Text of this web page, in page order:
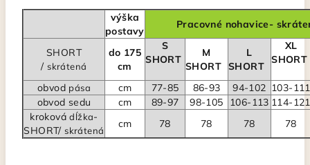
výška
postavy
Pracovné nohavice-
SHORT
/skrátená
do 175
cm
S
SHORT
M
SHORT
L
SHORT
XL
SHORT
obvod pása cm 77-85 86-93 94-102 103-111
obvod sedu
cm 89-97 98-105 106-113 114-121
krokovádĺžka-
SHORT/skrátená
cm 78 78 78 78